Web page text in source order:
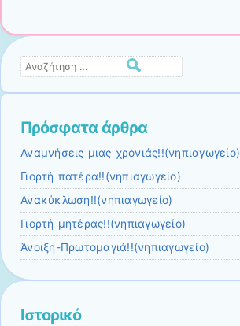
Αναζήτηση
Πρόσφατα άρθρα
Αναμνήσεις μιας χρονιάς!!(νηπιαγωγείο)
Γιορτή πατέρα!!(νηπιαγωγείο)
Ανακύκλωση!!(νηπιαγωγείο)
Γιορτή μητέρας!!(νηπιαγωγείο)
Άνοιξη-Πρωτομαγιά!!(νηπιαγωγείο)
Ιστορικό